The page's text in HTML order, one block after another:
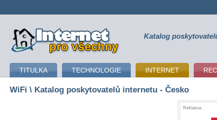
připojení k internetu Katalog
TITULKA TECHNOLOGIE INTERNET
WiFi \ Katalog poskytovatelů internetu - Česko
Reklama: